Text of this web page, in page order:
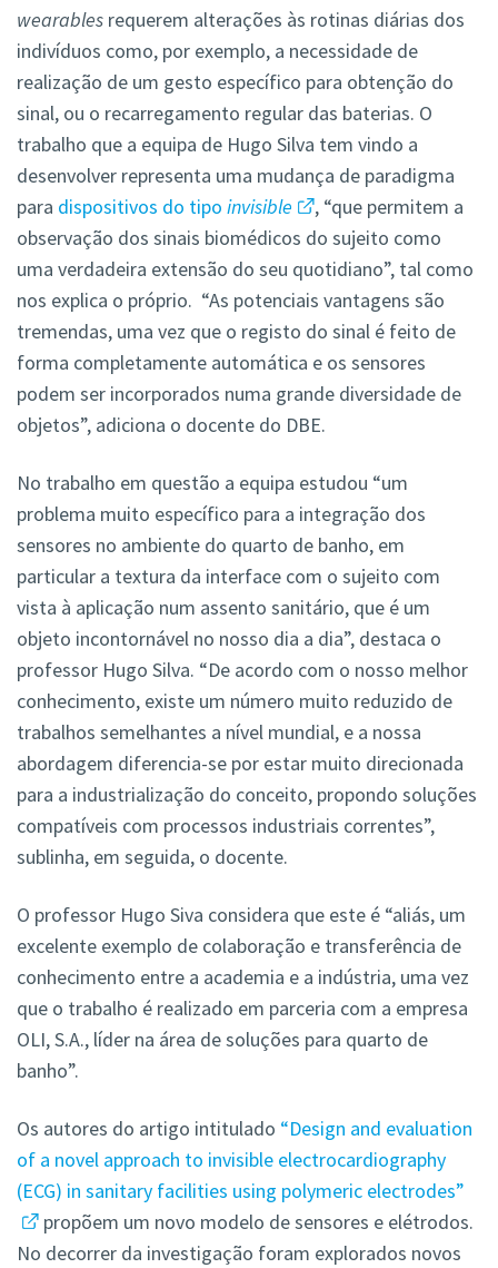
wearables requerem alterações às rotinas diárias dos
indivíduos como, por exemplo, a necessidade de
realização de um gesto específico para obtenção do
sinal, ou o recarregamento regular das baterias. O
trabalho que a equipa de Hugo Silva tem vindo a
desenvolver representa uma mudança de paradigma
para dispositivos do tipo invisible
, “que permitem a
observação dos sinais biomédicos do sujeito como
uma verdadeira extensão do seu quotidiano”, tal como
nos explica o próprio. “As potenciais vantagens são
tremendas, uma vez que o registo do sinal é feito de
forma completamente automática e os sensores
podem ser incorporados numa grande diversidade de
objetos”, adiciona o docente do DBE.
No trabalho em questão a equipa estudou “um
problema muito específico para a integração dos
sensores no ambiente do quarto de banho, em
particular a textura da interface com o sujeito com
vista à aplicação num assento sanitário, que é um
objeto incontornável no nosso dia a dia”, destaca o
professor Hugo Silva. “De acordo com o nosso melhor
conhecimento, existe um número muito reduzido de
trabalhos semelhantes a nível mundial, e a nossa
abordagem diferencia-se por estar muito direcionada
para a industrialização do conceito, propondo soluções
compatíveis com processos industriais correntes”,
sublinha, em seguida, o docente.
O professor Hugo Siva considera que este é “aliás, um
excelente exemplo de colaboração e transferência de
conhecimento entre a academia e a indústria, uma vez
que o trabalho é realizado em parceria com a empresa
OLI, S.A., líder na área de soluções para quarto de
banho”.
Os autores do artigo intitulado “Design and evaluation
of a novel approach to invisible electrocardiography
(ECG) in sanitary facilities using polymeric electrodes”
propõem um novo modelo de sensores e elétrodos.
No decorrer da investigação foram explorados novos